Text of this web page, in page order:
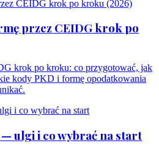
przez CEIDG krok po
krok po kroku: co przygotować, jak
kody PKD i formę opodatkowania
ulgi i co wybrać na start